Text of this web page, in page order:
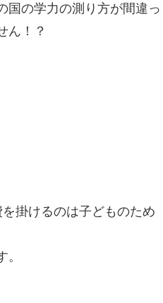
国の学力の測り方が間違っ
ん！？
掛けるのは子どものため